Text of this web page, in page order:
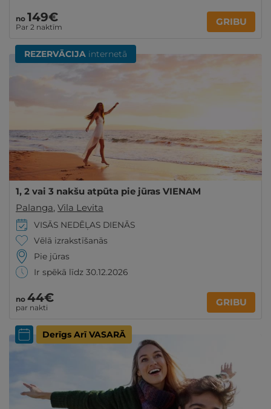
no 149€
Par 2 naktīm GRIBU
REZERVĀCIJA internetā
1, 2 vai 3 nakšu atpūta pie jūras VIENAM
Palanga, Vila Levita
VISĀS NEDĒĻAS DIENĀS
Vēlā izrakstīšanās
Pie jūras
Ir spēkā līdz 30.12.2026
no 44€
par nakti GRIBU
Derīgs Arī VASARĀ